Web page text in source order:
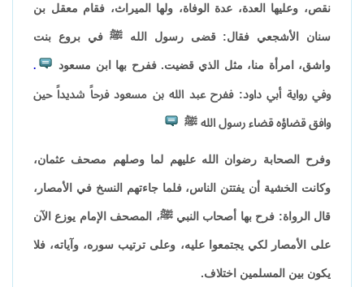
نقص، وعليها العدة، عدة الوفاة، ولها الميراث، فقام معقل بن
سنان الأشجعي فقال: قضى رسول الله ﷺ في بروع بنت
واشق، امرأة منا، مثل الذي قضيت. ففرح بها ابن مسعود .
وفي رواية أبي داود: ففرح عبد الله بن مسعود فرحاً شديداً حين
وافق قضاؤه قضاء رسول الله ﷺ
وفرح الصحابة رضوان الله عليهم لما وصلهم مصحف عثمان،
وكانت الخشية أن يفتتن الناس، فلما جاءتهم النسخ في الأمصار،
قال الرواة: فرح بها أصحاب النبي ﷺ، المصحف الإمام يوزع الآن
على الأمصار لكي يجتمعوا عليه، وعلى ترتيب سوره، وآياته، فلا
يكون بين المسلمين اختلاف.